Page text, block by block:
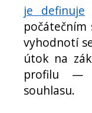
je definuje
počátečním
vyhodnotí
útok na
profilu —
souhlasu.